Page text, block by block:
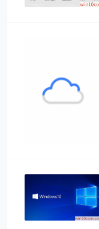
windows"
alt="Windows 10